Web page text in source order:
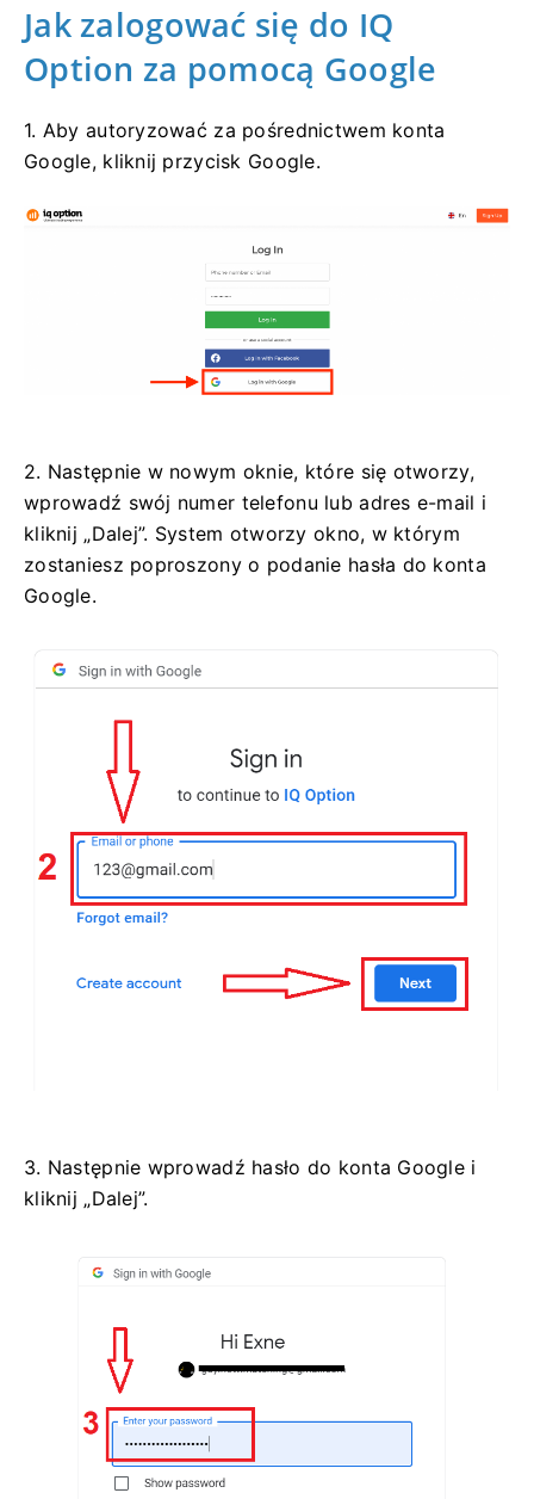
Jak zalogować się do IQ
Option za pomocą Google
1. Aby autoryzować za pośrednictwem konta
Google, kliknij przycisk Google.
2. Następnie w nowym oknie, które się otworzy,
wprowadź swój numer telefonu lub adres e-mail i
kliknij „Dalej”. System otworzy okno, w którym
zostaniesz poproszony o podanie hasła do konta
Google.
3. Następnie wprowadź hasło do konta Google i
kliknij „Dalej”.